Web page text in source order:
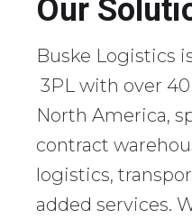
Our
Buske Logistics
3PL with over
North America,
contract
logistics,
added services.